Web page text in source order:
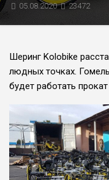
05.08.2020 23472
Шеринг Kolobike
людных точках.
будет работать